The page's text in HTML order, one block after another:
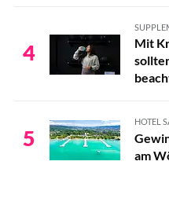
4
Mit
5
HOTEL
am